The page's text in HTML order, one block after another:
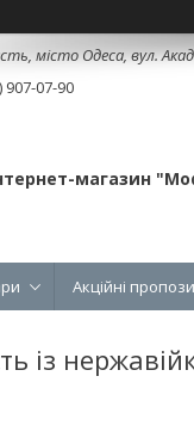
місто Одеса, вул.
907-07-90
магазин
Акційні
із